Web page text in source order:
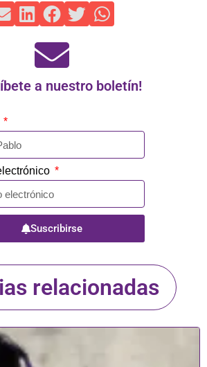
a nuestro boletín!
Suscribirse
relacionadas